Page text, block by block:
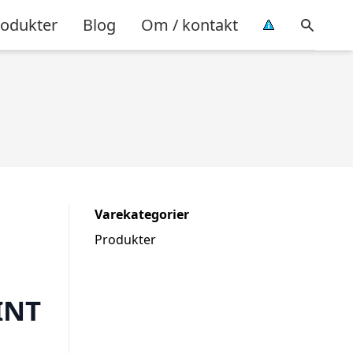
Blog Om / kontakt
Varekategorier
Produkter